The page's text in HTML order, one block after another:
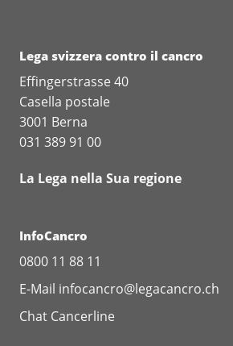
Lega svizzera contro il cancro
Effingerstrasse 40
Casella postale
3001 Berna
031 389 91 00
La Lega nella Sua regione
InfoCancro
0800 11 88 11
E-Mail infocancro@legacancro.ch
Chat Cancerline